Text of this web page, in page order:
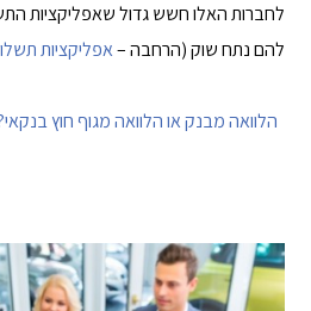
לחברות האלו חשש גדול שאפליקציות
להם נתח שוק (הרחבה –אפליקציות
הלוואה מבנק או הלוואה מגוף חוץ